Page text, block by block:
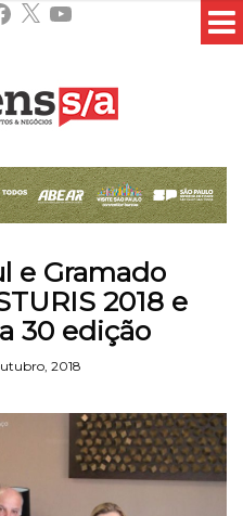
X YouTube
e Gramado
2018 e
30 edição
2018